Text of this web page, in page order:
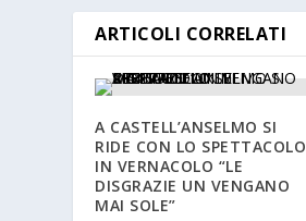
ARTICOLI CORRELATI
A CASTELL’ANSELMO SI
RIDE CON LO SPETTACOLO
IN VERNACOLO “LE
DISGRAZIE UN VENGANO
MAI SOLE”